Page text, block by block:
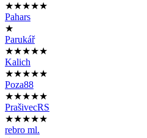
★★★★★
Pahars
★
Parukář
★★★★★
Kalich
★★★★★
Poza88
★★★★★
PrašivecRS
★★★★★
rebro ml.